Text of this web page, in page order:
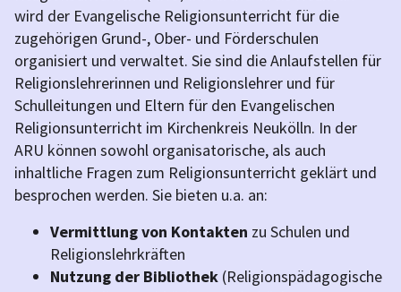
wird der Evangelische Religionsunterricht für die
zugehörigen Grund-, Ober- und Förderschulen
organisiert und verwaltet. Sie sind die Anlaufstellen für
Religionslehrerinnen und Religionslehrer und für
Schulleitungen und Eltern für den Evangelischen
Religionsunterricht im Kirchenkreis Neukölln. In der
ARU können sowohl organisatorische, als auch
inhaltliche Fragen zum Religionsunterricht geklärt und
besprochen werden. Sie bieten u.a. an:
Vermittlung von Kontakten zu Schulen und
Religionslehrkräften
Nutzung der Bibliothek (Religionspädagogische